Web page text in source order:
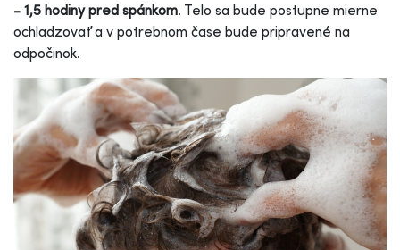
- 1,5 hodiny pred spánkom. Telo sa bude postupne mierne
ochladzovať a v potrebnom čase bude pripravené na
odpočinok.